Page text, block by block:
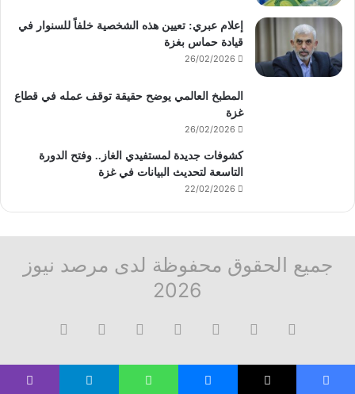
إعلام عبري: تعيين هذه الشخصية خلفاً للسنوار في
قيادة حماس بغزة
26/02/2026
المطبخ العالمي يوضح حقيقة توقف عمله في قطاع
غزة
26/02/2026
كشوفات جديدة لمستفيدي الغاز.. وفتح الدورة
التاسعة لتحديث البيانات في غزة
22/02/2026
جميع الحقوق محفوظة لدى مرصد نيوز
2026
فيسبوك تيلقرام واتساب
واتسابفيسبوك